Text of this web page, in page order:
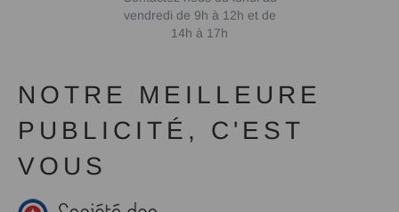
vendredi de 9h à 12h et de
14h à 17h
NOTRE MEILLEURE
PUBLICITÉ, C'EST
VOUS